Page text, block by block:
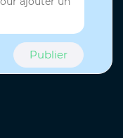
Publier